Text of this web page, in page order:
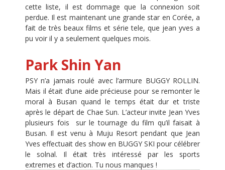
cette liste, il est dommage que la connexion soit
perdue. Il est maintenant une grande star en Corée, a
fait de très beaux films et série tele, que jean yves a
pu voir il y a seulement quelques mois.
Park Shin Yan
PSY n’a jamais roulé avec l’armure BUGGY ROLLIN.
Mais il était d’une aide précieuse pour se remonter le
moral à Busan quand le temps était dur et triste
après le départ de Chae Sun. L’acteur invite Jean Yves
plusieurs fois sur le tournage du film qu’il faisait à
Busan. Il est venu à Muju Resort pendant que Jean
Yves effectuait des show en BUGGY SKI pour célébrer
le solnal. Il était très intéressé par les sports
extremes et d’action. Tu nous manques !